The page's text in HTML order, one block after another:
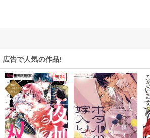
広告で人気の作品!
無料